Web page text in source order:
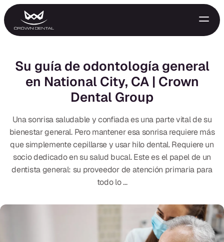
GENERAL
Tratamiento de Emergencia
Su guía de odontología general
en National City, CA | Crown
Dental Group
Una sonrisa saludable y confiada es una parte vital de su
bienestar general. Pero mantener esa sonrisa requiere más
que simplemente cepillarse y usar hilo dental. Requiere un
socio dedicado en su salud bucal. Este es el papel de un
dentista general: su proveedor de atención primaria para
todo lo ...